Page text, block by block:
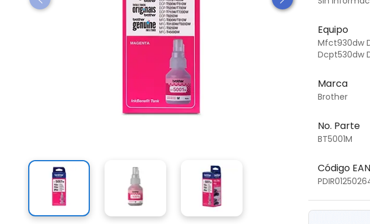
Equipo
Mfct930dw
Dcpt530dw
Marca
Brother
No. Parte
BT5001M
Código